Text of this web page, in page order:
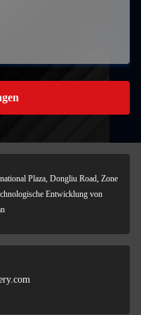
Plaza, Dongliu Road, Zone
Entwicklung von